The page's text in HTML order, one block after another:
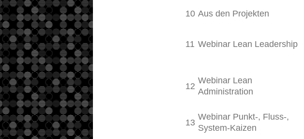
10 Aus den Projekten
11 Webinar Lean Leadership
12
Webinar Lean
Administration
13
Webinar Punkt-, Fluss-,
System-Kaizen